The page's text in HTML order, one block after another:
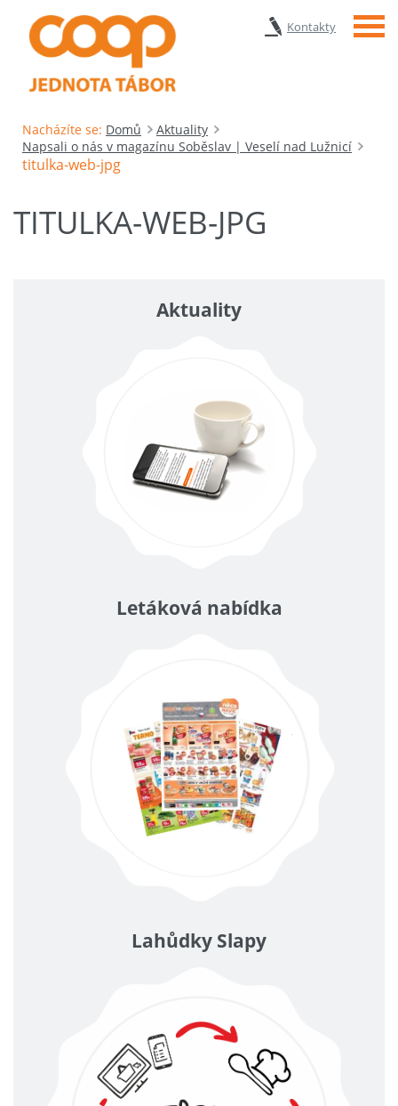
Kontakty Menu
Nacházíte se: Domů
Aktuality
Napsali o nás v magazínu Soběslav | Veselí nad Lužnicí
titulka-web-jpg
TITULKA-WEB-JPG
Aktuality
Letáková nabídka
Lahůdky Slapy